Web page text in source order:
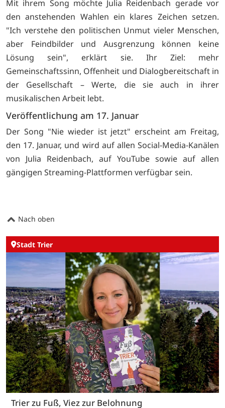
Mit ihrem Song möchte Julia Reidenbach gerade vor
den anstehenden Wahlen ein klares Zeichen setzen.
"Ich verstehe den politischen Unmut vieler Menschen,
aber Feindbilder und Ausgrenzung können keine
Lösung sein", erklärt sie. Ihr Ziel: mehr
Gemeinschaftssinn, Offenheit und Dialogbereitschaft in
der Gesellschaft – Werte, die sie auch in ihrer
musikalischen Arbeit lebt.
Veröffentlichung am 17. Januar
Der Song "Nie wieder ist jetzt" erscheint am Freitag,
den 17. Januar, und wird auf allen Social-Media-Kanälen
von Julia Reidenbach, auf YouTube sowie auf allen
gängigen Streaming-Plattformen verfügbar sein.
Nach oben
Stadt Trier
Trier zu Fuß, Viez zur Belohnung